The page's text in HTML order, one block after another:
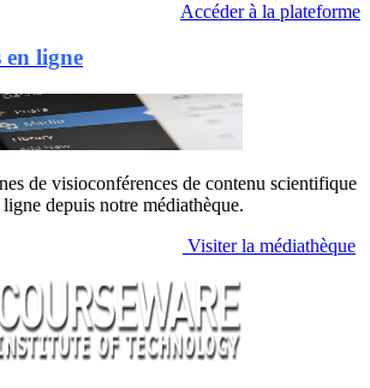
Accéder à la plateforme
en ligne
de visioconférences de contenu scientifique
depuis notre médiathèque.
Visiter la médiathèque